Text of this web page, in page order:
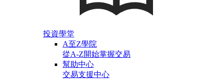
投資學堂
A至Z學院
從A-Z開始掌握交易
幫助中心
交易支援中心